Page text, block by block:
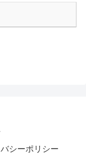
シーポリシー